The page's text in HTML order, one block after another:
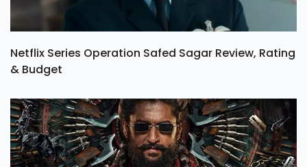
Netflix Series Operation Safed Sagar Review, Rating
& Budget